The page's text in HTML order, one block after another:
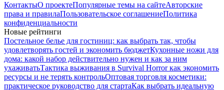
КонтактыО проектеПопулярные темы на сайтеАвторские
права и правилаПользовательское соглашениеПолитика
конфиденциальности
Новые рейтинги
Постельное белье для гостиниц: как выбрать так, чтобы
удовлетворять гостей и экономить бюджетКухонные ножи для
дома: какой набор действительно нужен и как за ним
ухаживатьТактика выживания в Survival Horror как экономить
ресурсы и не терять контрольОптовая торговля косметики:
практическое руководство для стартаКак выбрать идеальную